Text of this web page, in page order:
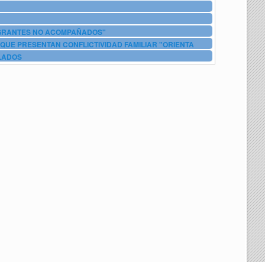
NO ACOMPAÑADOS"
PRESENTAN CONFLICTIVIDAD FAMILIAR "ORIENTA